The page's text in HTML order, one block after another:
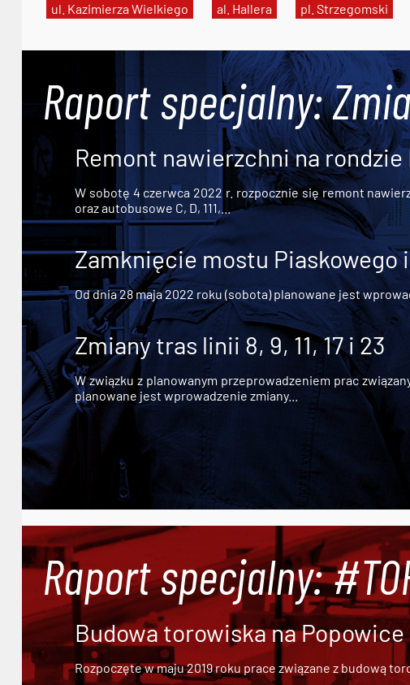
ul. Kazimierza Wielkiego
al. Hallera pl. Strzegomski
Raport specjalny:
Remont nawierzchni na rondzie
W sobotę 4 czerwca 2022 r. rozpocznie się remont
oraz autobusowe C, D, 111,...
Zamknięcie mostu
Od dnia 28 maja 2022 roku (sobota) planowane jest
Zmiany tras linii 8, 9, 11, 17 i 23
W związku z planowanym przeprowadzeniem prac
planowane jest wprowadzenie zmiany...
Raport specjalny:
Budowa torowiska na Popowice
Rozpoczęte w maju 2019 roku prace związane z budową